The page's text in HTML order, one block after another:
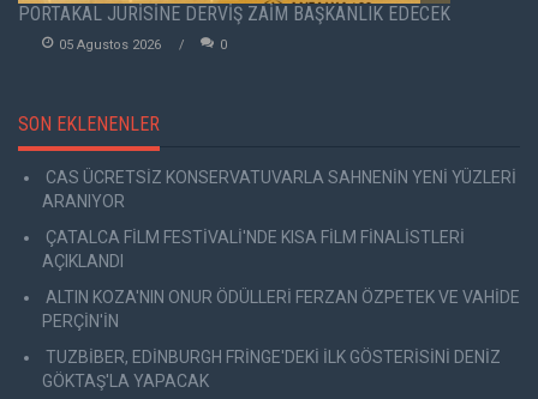
PORTAKAL JÜRİSİNE DERVİŞ ZAİM BAŞKANLIK EDECEK
05 Agustos 2026 0
SON EKLENENLER
CAS ÜCRETSİZ KONSERVATUVARLA SAHNENİN YENİ YÜZLERİ
ARANIYOR
ÇATALCA FİLM FESTİVALİ'NDE KISA FİLM FİNALİSTLERİ
AÇIKLANDI
ALTIN KOZA'NIN ONUR ÖDÜLLERİ FERZAN ÖZPETEK VE VAHİDE
PERÇİN'İN
TUZBİBER, EDİNBURGH FRİNGE'DEKİ İLK GÖSTERİSİNİ DENİZ
GÖKTAŞ'LA YAPACAK